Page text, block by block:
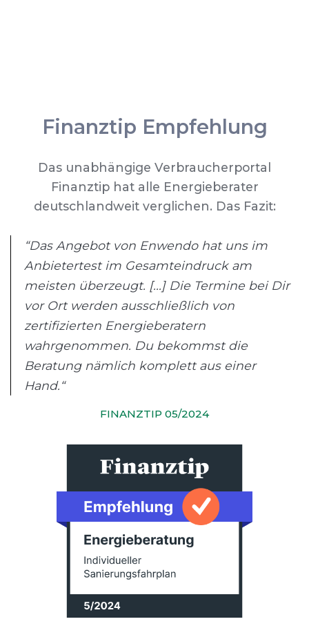
Finanztip Empfehlung
Das unabhängige Verbraucherportal
Finanztip hat alle Energieberater
deutschlandweit verglichen. Das Fazit:
“Das Angebot von Enwendo hat uns im
Anbietertest im Gesamteindruck am
meisten überzeugt. [...] Die Termine bei Dir
vor Ort werden ausschließlich von
zertifizierten Energieberatern
wahrgenommen. Du bekommst die
Beratung nämlich komplett aus einer
Hand.“
FINANZTIP 05/2024